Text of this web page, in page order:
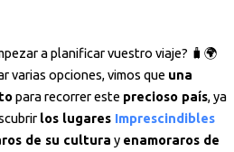
a planificar vuestro viaje? 🧳🌍
varias opciones, vimos que una
para recorrer este precioso país, ya
los lugares Imprescindibles
de su cultura y enamoraros de